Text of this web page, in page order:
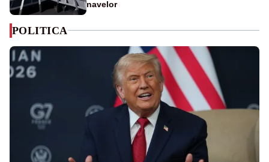
navelor
POLITICA